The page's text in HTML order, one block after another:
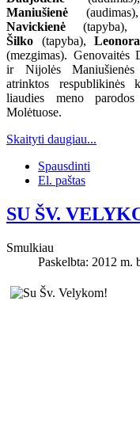
Maniušienė
Navickienė (tapyba),
Šilko (tapyba),
(mezgimas). Genovaitės
ir Nijolės Maniušienės
atrinktos respublikinės
liaudies meno
Molėtuose.
Skaityti daugiau...
Spausdinti
El. paštas
SU ŠV.
Smulkiau
Paskelbta: 2012 m.